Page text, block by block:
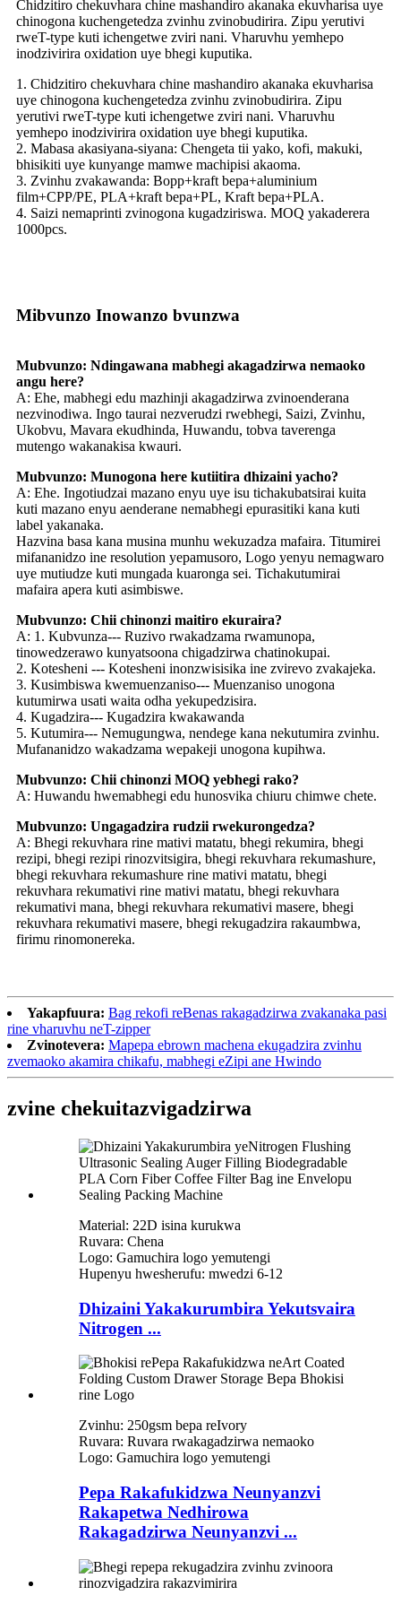
Chidzitiro chekuvhara chine mashandiro akanaka ekuvharisa uye
chinogona kuchengetedza zvinhu zvinobudirira. Zipu yerutivi
rweT-type kuti ichengetwe zviri nani. Vharuvhu yemhepo
inodzivirira oxidation uye bhegi kuputika.
1. Chidzitiro chekuvhara chine mashandiro akanaka ekuvharisa
uye chinogona kuchengetedza zvinhu zvinobudirira. Zipu
yerutivi rweT-type kuti ichengetwe zviri nani. Vharuvhu
yemhepo inodzivirira oxidation uye bhegi kuputika.
2. Mabasa akasiyana-siyana: Chengeta tii yako, kofi, makuki,
bhisikiti uye kunyange mamwe machipisi akaoma.
3. Zvinhu zvakawanda: Bopp+kraft bepa+aluminium
film+CPP/PE, PLA+kraft bepa+PL, Kraft bepa+PLA.
4. Saizi nemaprinti zvinogona kugadziriswa. MOQ yakaderera
1000pcs.
Mibvunzo Inowanzo bvunzwa
Mubvunzo: Ndingawana mabhegi akagadzirwa nemaoko
angu here?
A: Ehe, mabhegi edu mazhinji akagadzirwa zvinoenderana
nezvinodiwa. Ingo taurai nezverudzi rwebhegi, Saizi, Zvinhu,
Ukobvu, Mavara ekudhinda, Huwandu, tobva taverenga
mutengo wakanakisa kwauri.
Mubvunzo: Munogona here kutiitira dhizaini yacho?
A: Ehe. Ingotiudzai mazano enyu uye isu tichakubatsirai kuita
kuti mazano enyu aenderane nemabhegi epurasitiki kana kuti
label yakanaka.
Hazvina basa kana musina munhu wekuzadza mafaira. Titumirei
mifananidzo ine resolution yepamusoro, Logo yenyu nemagwaro
uye mutiudze kuti mungada kuaronga sei. Tichakutumirai
mafaira apera kuti asimbiswe.
Mubvunzo: Chii chinonzi maitiro ekuraira?
A: 1. Kubvunza--- Ruzivo rwakadzama rwamunopa,
tinowedzerawo kunyatsoona chigadzirwa chatinokupai.
2. Kotesheni --- Kotesheni inonzwisisika ine zvirevo zvakajeka.
3. Kusimbiswa kwemuenzaniso--- Muenzaniso unogona
kutumirwa usati waita odha yekupedzisira.
4. Kugadzira--- Kugadzira kwakawanda
5. Kutumira--- Nemugungwa, nendege kana nekutumira zvinhu.
Mufananidzo wakadzama wepakeji unogona kupihwa.
Mubvunzo: Chii chinonzi MOQ yebhegi rako?
A: Huwandu hwemabhegi edu hunosvika chiuru chimwe chete.
Mubvunzo: Ungagadzira rudzii rwekurongedza?
A: Bhegi rekuvhara rine mativi matatu, bhegi rekumira, bhegi
rezipi, bhegi rezipi rinozvitsigira, bhegi rekuvhara rekumashure,
bhegi rekuvhara rekumashure rine mativi matatu, bhegi
rekuvhara rekumativi rine mativi matatu, bhegi rekuvhara
rekumativi mana, bhegi rekuvhara rekumativi masere, bhegi
rekuvhara rekumativi masere, bhegi rekugadzira rakaumbwa,
firimu rinomonereka.
Yakapfuura: Bag rekofi reBenas rakagadzirwa zvakanaka pasi
rine vharuvhu neT-zipper
Zvinotevera: Mapepa ebrown machena ekugadzira zvinhu
zvemaoko akamira chikafu, mabhegi eZipi ane Hwindo
zvine chekuitazvigadzirwa
Material: 22D isina kurukwa
Ruvara: Chena
Logo: Gamuchira logo yemutengi
Hupenyu hwesherufu: mwedzi 6-12
Dhizaini Yakakurumbira Yekutsvaira
Nitrogen ...
Zvinhu: 250gsm bepa reIvory
Ruvara: Ruvara rwakagadzirwa nemaoko
Logo: Gamuchira logo yemutengi
Pepa Rakafukidzwa Neunyanzvi
Rakapetwa Nedhirowa
Rakagadzirwa Neunyanzvi ...